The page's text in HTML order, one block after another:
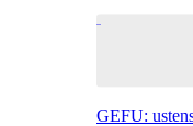
GEFU: